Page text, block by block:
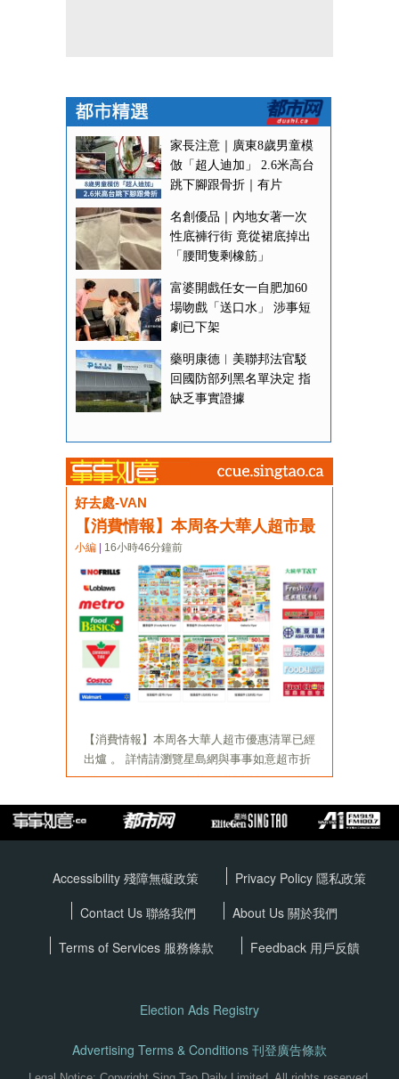
Accessibility 殘障無礙政策 Privacy Policy 隱私政策
Contact Us 聯絡我們
About Us 關於我們
Terms of Services 服務條款 Feedback 用戶反饋
Election Ads Registry
Advertising Terms & Conditions 刊登廣告條款